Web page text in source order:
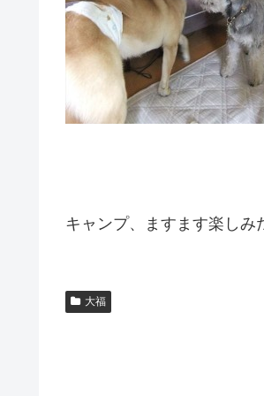
キャンプ、ますます楽しみ
大福